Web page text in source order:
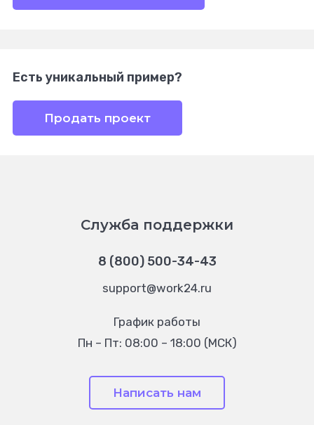
Есть уникальный пример?
Продать проект
Служба поддержки
8 (800) 500-34-43
support@work24.ru
График работы
Пн – Пт: 08:00 – 18:00 (МСК)
Написать нам